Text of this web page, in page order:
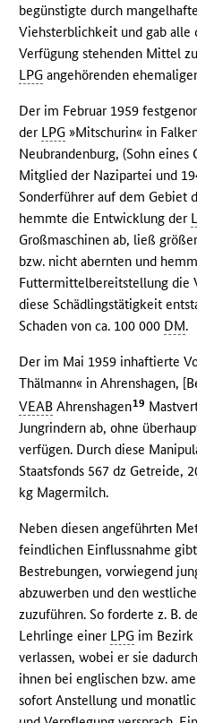
begünstigte durch
Viehsterblichkeit und gab alle
Verfügung stehenden Mittel
LPG angehörenden
Der im Februar 1959
der LPG »Mitschurin« in
Neubrandenburg, (Sohn eines
Mitglied der Nazipartei und
Sonderführer auf dem Gebiet
hemmte die Entwicklung der
Großmaschinen ab, ließ
bzw. nicht abernten und
Futtermittelbereitstellung die
diese Schädlingstätigkeit
Schaden von ca. 100 000 DM.
Der im Mai 1959 inhaftierte
Thälmann« in Ahrenshagen,
VEAB Ahrenshagen19
Jungrindern ab, ohne
verfügen. Durch diese
Staatsfonds 567 dz Getreide,
kg Magermilch.
Neben diesen angeführten
feindlichen Einflussnahme
Bestrebungen, vorwiegend
abzuwerben und den
zuzuführen. So forderte z. B.
Lehrlinge einer LPG im Bezirk
verlassen, wobei er sie
ihnen bei englischen bzw.
sofort Anstellung und